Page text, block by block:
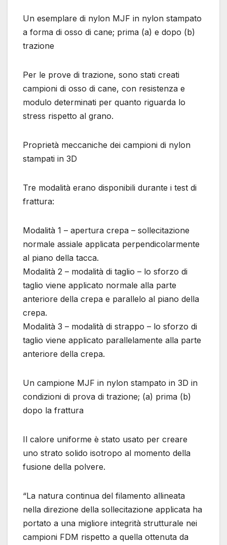
Un esemplare di nylon MJF in nylon stampato
a forma di osso di cane; prima (a) e dopo (b)
trazione
Per le prove di trazione, sono stati creati
campioni di osso di cane, con resistenza e
modulo determinati per quanto riguarda lo
stress rispetto al grano.
Proprietà meccaniche dei campioni di nylon
stampati in 3D
Tre modalità erano disponibili durante i test di
frattura:
Modalità 1 – apertura crepa – sollecitazione
normale assiale applicata perpendicolarmente
al piano della tacca.
Modalità 2 – modalità di taglio – lo sforzo di
taglio viene applicato normale alla parte
anteriore della crepa e parallelo al piano della
crepa.
Modalità 3 – modalità di strappo – lo sforzo di
taglio viene applicato parallelamente alla parte
anteriore della crepa.
Un campione MJF in nylon stampato in 3D in
condizioni di prova di trazione; (a) prima (b)
dopo la frattura
Il calore uniforme è stato usato per creare
uno strato solido isotropo al momento della
fusione della polvere.
“La natura continua del filamento allineata
nella direzione della sollecitazione applicata ha
portato a una migliore integrità strutturale nei
campioni FDM rispetto a quella ottenuta da